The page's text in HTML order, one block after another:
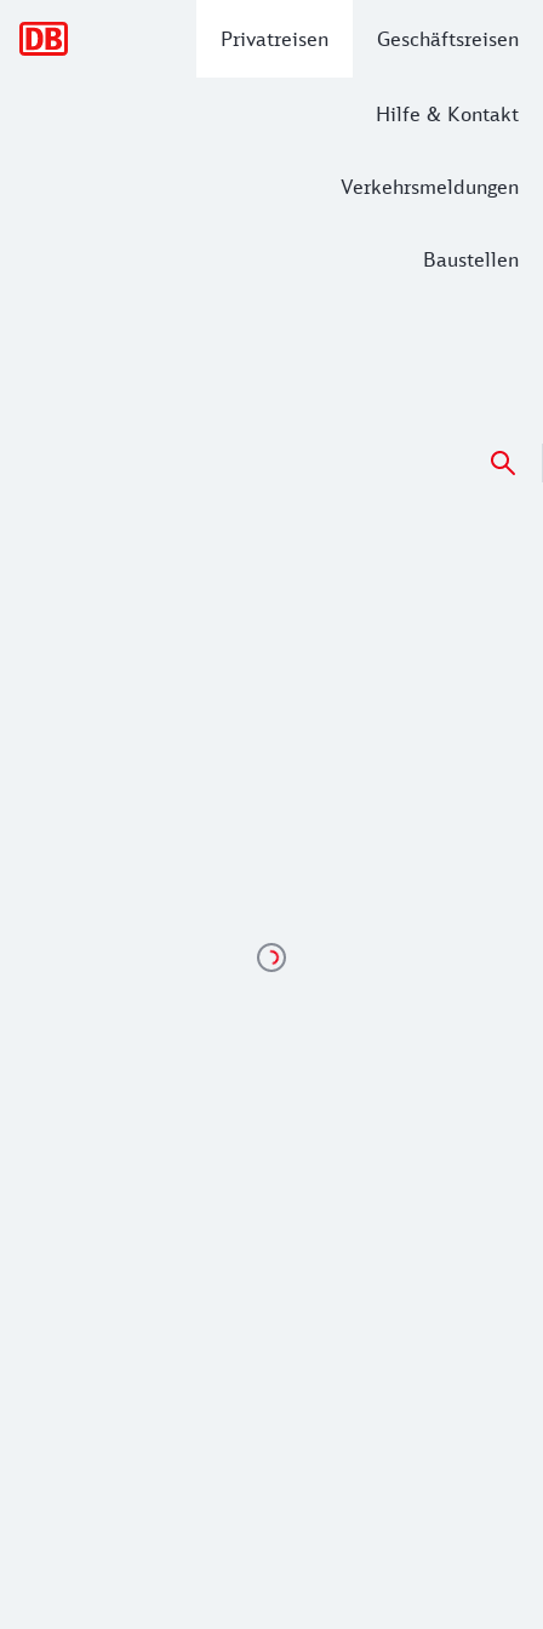
Privatreisen Geschäftsreisen
Hilfe & Kontakt
Verkehrsmeldungen
Baustellen